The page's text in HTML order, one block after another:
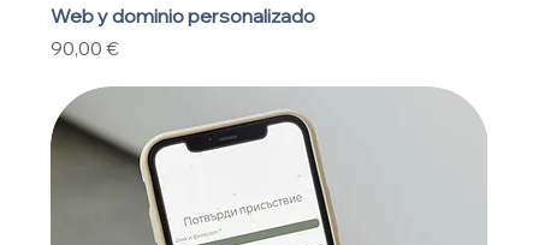
Web y dominio personalizado
Precio
90,00 €